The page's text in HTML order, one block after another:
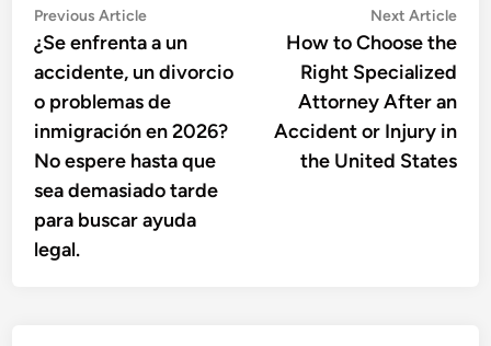
Post
navigation
Previous ArticlePrevious
article:
¿Se enfrenta a un
accidente, un divorcio
o problemas de
inmigración en 2026?
No espere hasta que
sea demasiado tarde
para buscar ayuda
legal.
Next Article
How to Choose the
Right Specialized
Attorney After an
Accident or Injury in
the United States